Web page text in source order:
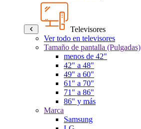
Televisores
Ver todo en televisores
Tamaño de pantalla (Pulgadas)
menos de 42"
42" a 48"
49" a 60"
61" a 70"
71" a 86"
86" y más
Marca
Samsung